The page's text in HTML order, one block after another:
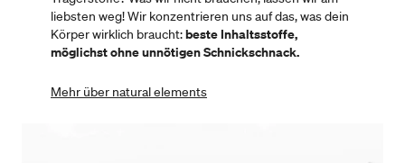
liebsten weg! Wir konzentrieren uns auf das, was dein
Körper wirklich braucht:beste Inhaltsstoffe,
möglichst ohne unnötigen Schnickschnack.
Mehr über natural elements